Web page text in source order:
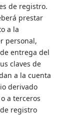
de registro.
prestar
a la
personal,
entrega del
claves de
a la cuenta
derivado
a terceros
registro